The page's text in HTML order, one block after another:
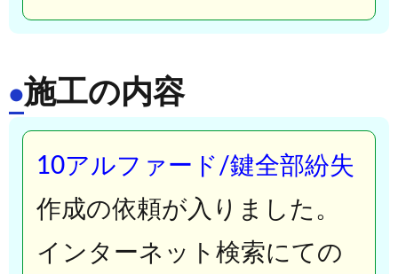
●施工の内容
10アルファード/鍵全部紛失
作成の依頼が入りました。
インターネット検索にての